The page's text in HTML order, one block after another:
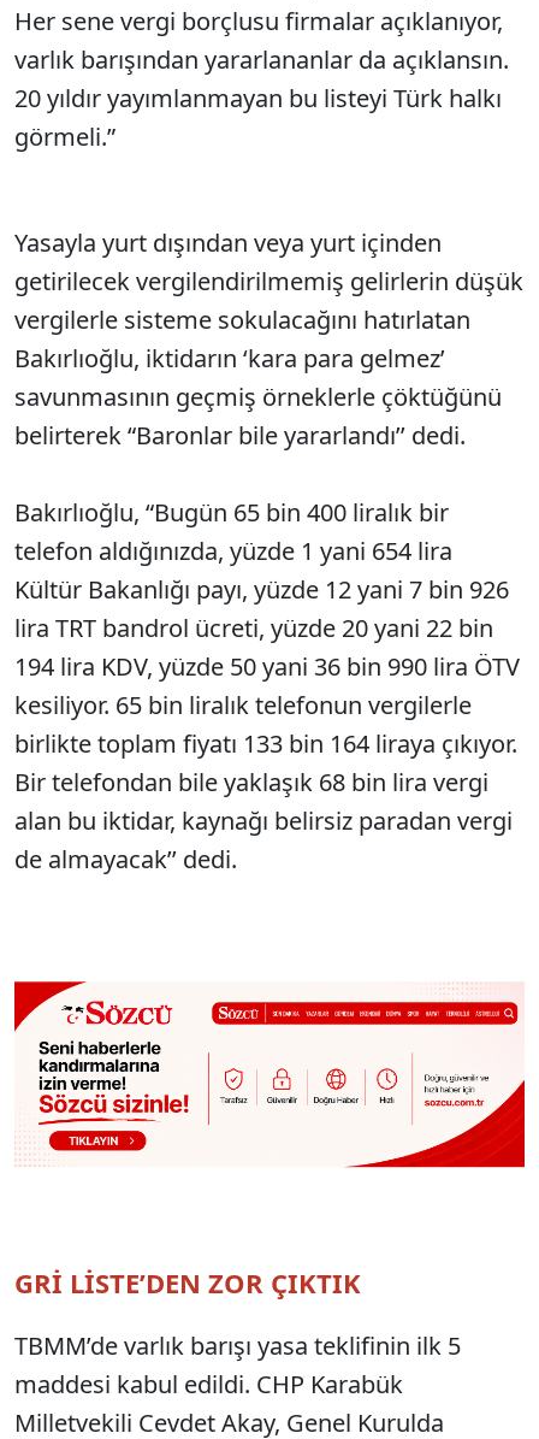
Her sene vergi borçlusu firmalar açıklanıyor,
varlık barışından yararlananlar da açıklansın.
20 yıldır yayımlanmayan bu listeyi Türk halkı
görmeli.”
Yasayla yurt dışından veya yurt içinden
getirilecek vergilendirilmemiş gelirlerin düşük
vergilerle sisteme sokulacağını hatırlatan
Bakırlıoğlu, iktidarın ‘kara para gelmez’
savunmasının geçmiş örneklerle çöktüğünü
belirterek “Baronlar bile yararlandı’’ dedi.
Bakırlıoğlu, “Bugün 65 bin 400 liralık bir
telefon aldığınızda, yüzde 1 yani 654 lira
Kültür Bakanlığı payı, yüzde 12 yani 7 bin 926
lira TRT bandrol ücreti, yüzde 20 yani 22 bin
194 lira KDV, yüzde 50 yani 36 bin 990 lira ÖTV
kesiliyor. 65 bin liralık telefonun vergilerle
birlikte toplam fiyatı 133 bin 164 liraya çıkıyor.
Bir telefondan bile yaklaşık 68 bin lira vergi
alan bu iktidar, kaynağı belirsiz paradan vergi
de almayacak’’ dedi.
GRİ LİSTE’DEN ZOR ÇIKTIK
TBMM’de varlık barışı yasa teklifinin ilk 5
maddesi kabul edildi. CHP Karabük
Milletvekili Cevdet Akay, Genel Kurulda